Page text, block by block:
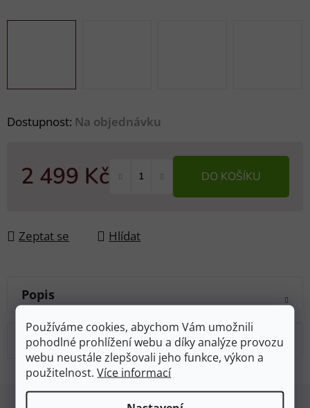
Používáme cookies, abychom Vám umožnili
pohodlné prohlížení webu a díky analýze provozu
webu neustále zlepšovali jeho funkce, výkon a
použitelnost.Více informací
Dostupnost: Na objednávku
2 499 Kč DO KOŠÍKU
Zeptat se Hlídat
Popis
Diskuze